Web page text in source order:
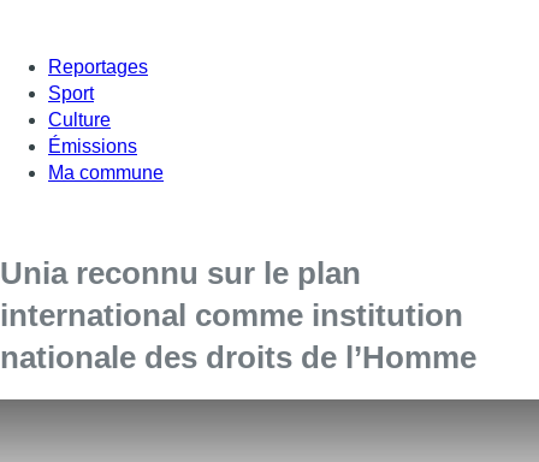
Reportages
Sport
Culture
Émissions
Ma commune
Unia reconnu sur le plan
international comme institution
nationale des droits de l’Homme